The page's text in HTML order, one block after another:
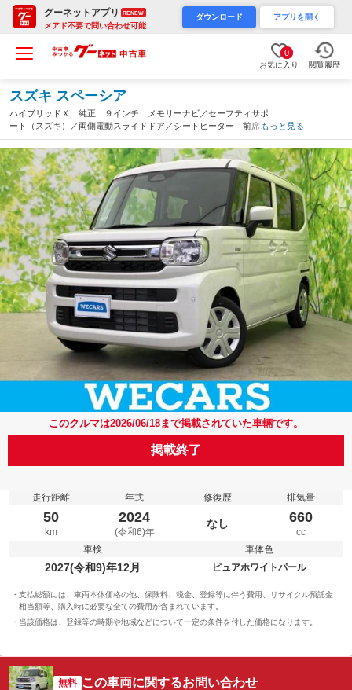
グーネットアプリ RENEW
メアド不要で問い合わせ可能
ダウンロード アプリを開く
0
お気に入り 閲覧履歴
スズキ スペーシア
ハイブリッドＸ 純正 ９インチ メモリーナビ／セーフティサポ
ート（スズキ）／両側電動スライドドア／シートヒーター 前席／
全方位モニター／車線逸脱防止支援システム／届出済未使用車／ヘ
ッドランプ ＬＥＤ（静岡県）
もっと見る
このクルマは2026/06/18まで掲載されていた車輛です。
掲載終了
走行距離
50
km
年式
2024
(令和6)年
修復歴
なし
排気量
660
cc
車検
2027(令和9)年12月
車体色
ピュアホワイトパール
支払総額には、車両本体価格の他、保険料、税金、登録等に伴う費用、リサイクル預託金
相当額等、購入時に必要な全ての費用が含まれています。
当該価格は、登録等の時期や地域などについて一定の条件を付した価格になります。
無料 この車両に関するお問い合わせ